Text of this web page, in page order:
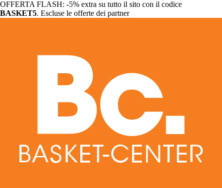
OFFERTA FLASH: -5% extra su tutto il sito con il codice
BASKET5. Escluse le offerte dei partner